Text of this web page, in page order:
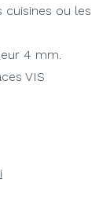
cuisines ou les
4 mm.
VIS